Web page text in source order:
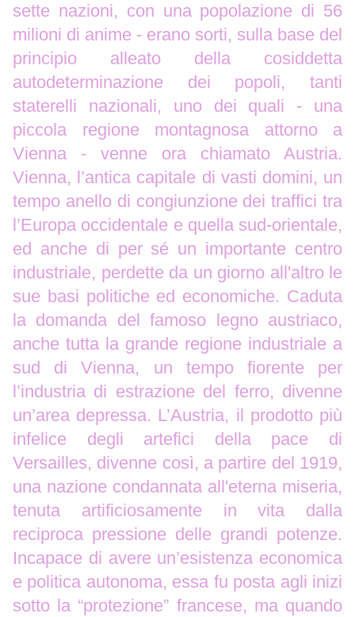
sette nazioni, con una popolazione di 56
milioni di anime - erano sorti, sulla base del
principio alleato della cosiddetta
autodeterminazione dei popoli, tanti
staterelli nazionali, uno dei quali - una
piccola regione montagnosa attorno a
Vienna - venne ora chiamato Austria.
Vienna, l’antica capitale di vasti domini, un
tempo anello di congiunzione dei traffici tra
l’Europa occidentale e quella sud-orientale,
ed anche di per sé un importante centro
industriale, perdette da un giorno all'altro le
sue basi politiche ed economiche. Caduta
la domanda del famoso legno austriaco,
anche tutta la grande regione industriale a
sud di Vienna, un tempo fiorente per
l’industria di estrazione del ferro, divenne
un’area depressa. L’Austria, il prodotto più
infelice degli artefici della pace di
Versailles, divenne così, a partire del 1919,
una nazione condannata all'eterna miseria,
tenuta artificiosamente in vita dalla
reciproca pressione delle grandi potenze.
Incapace di avere un’esistenza economica
e politica autonoma, essa fu posta agli inizi
sotto la “protezione” francese, ma quando